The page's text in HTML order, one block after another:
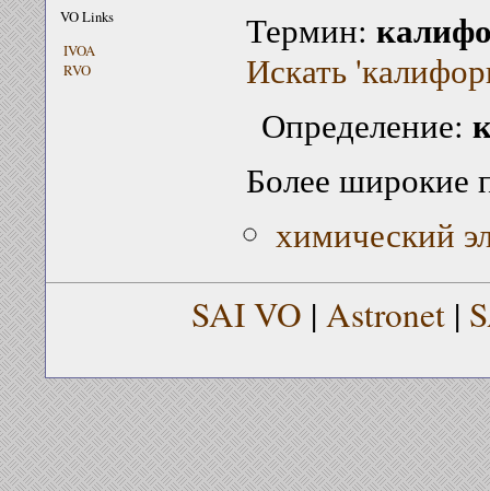
VO Links
IVOA
RVO
Термин:
Искать
Определение:
Более широкие
химический
SAI VO | Astronet |